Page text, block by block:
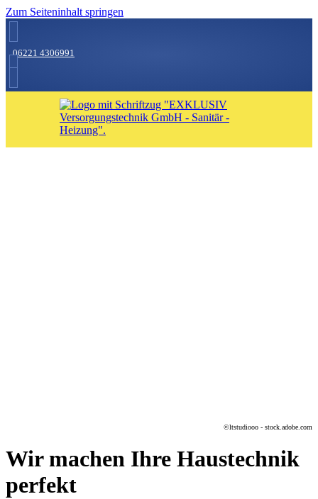
Zum Seiteninhalt springen
06221 4306991
©ltstudiooo - stock.adobe.com
Wir machen Ihre Haustechnik
perfekt